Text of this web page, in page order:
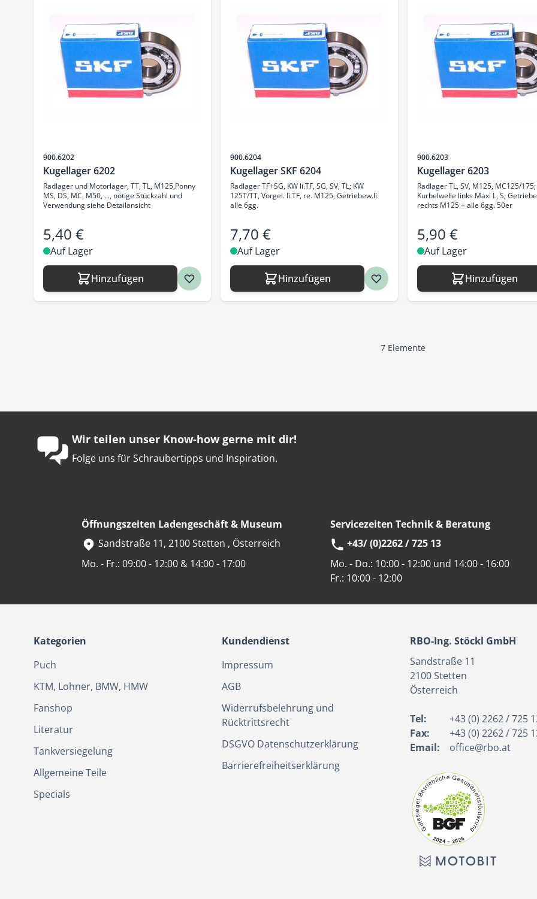
Artikelnr.
900.6202
Kugellager 6202
Radlager und Motorlager, TT, TL, M125,Ponny
MS, DS, MC, M50, ..., nötige Stückzahl und
Verwendung siehe Detailansicht
5,40 €
Auf Lager
Hinzufügen
Artikelnr.
900.6204
Kugellager SKF 6204
Radlager TF+SG, KW li.TF, SG, SV, TL; KW
125T/TT, Vorgel. li.TF, re. M125, Getriebew.li.
alle 6gg.
7,70 €
Auf Lager
Hinzufügen
Artikelnr.
900.6203
Kugellager 6203
Radlager TL, SV, M125, MC125/175;
Kurbelwelle links Maxi L, S;
rechts M125 + alle 6gg. 50er
5,90 €
Auf Lager
Hinzufügen
7Elemente
Wir teilen unser Know-how gerne mit dir!
Folge uns für Schraubertipps und Inspiration.
Öffnungszeiten Ladengeschäft & Museum
Sandstraße 11, 2100 Stetten , Österreich
Mo. - Fr.: 09:00 - 12:00 & 14:00 - 17:00
Servicezeiten Technik & Beratung
+43/ (0)2262 / 725 13
Mo. - Do.: 10:00 - 12:00 und 14:00 - 16:00
Fr.: 10:00 - 12:00
Kategorien
Puch
KTM, Lohner, BMW, HMW
Fanshop
Literatur
Tankversiegelung
Allgemeine Teile
Specials
Kundendienst
Impressum
AGB
Widerrufsbelehrung und
Rücktrittsrecht
DSGVO Datenschutzerklärung
Barrierefreiheitserklärung
RBO-Ing. Stöckl GmbH
Sandstraße 11
2100Stetten
Österreich
Tel:
+43 (0) 2262 / 725
Fax:
+43 (0) 2262 / 725
Email:
office@rbo.at